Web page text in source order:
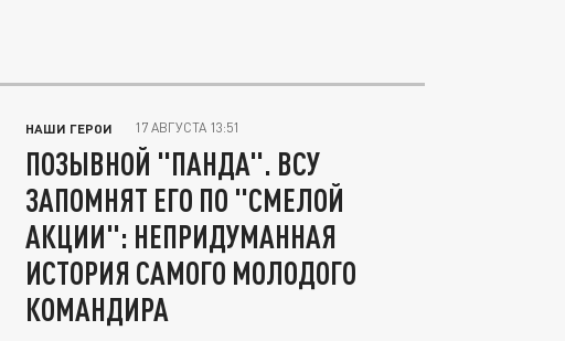
НАШИ ГЕРОИ 17 АВГУСТА 13:51
ПОЗЫВНОЙ "ПАНДА". ВСУ
ЗАПОМНЯТ ЕГО ПО "СМЕЛОЙ
АКЦИИ": НЕПРИДУМАННАЯ
ИСТОРИЯ САМОГО МОЛОДОГО
КОМАНДИРА